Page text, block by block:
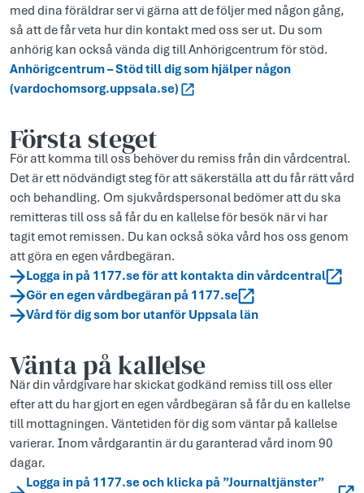
med dina föräldrar ser vi gärna att de följer med någon gång,
så att de får veta hur din kontakt med oss ser ut. Du som
anhörig kan också vända dig till Anhörigcentrum för stöd.
Anhörigcentrum – Stöd till dig som hjälper någon
(vardochomsorg.uppsala.se)
Första steget
För att komma till oss behöver du remiss från din vårdcentral.
Det är ett nödvändigt steg för att säkerställa att du får rätt vård
och behandling. Om sjukvårdspersonal bedömer att du ska
remitteras till oss så får du en kallelse för besök när vi har
tagit emot remissen. Du kan också söka vård hos oss genom
att göra en egen vårdbegäran.
Logga in på 1177.se för att kontakta din vårdcentral
Gör en egen vårdbegäran på 1177.se
Vård för dig som bor utanför Uppsala län
Vänta på kallelse
När din vårdgivare har skickat godkänd remiss till oss eller
efter att du har gjort en egen vårdbegäran så får du en kallelse
till mottagningen. Väntetiden för dig som väntar på kallelse
varierar. Inom vårdgarantin är du garanterad vård inom 90
dagar.
Logga in på 1177.se och klicka på ”Journaltjänster”